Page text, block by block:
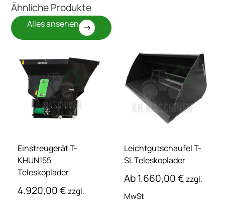
Ähnliche Produkte
Alles ansehen
Einstreugerät T-
KHUN155
Teleskoplader
4.920,00€ zzgl.
Leichtgutschaufel T-
SL Teleskoplader
Ab1.660,00€zzgl.
MwSt